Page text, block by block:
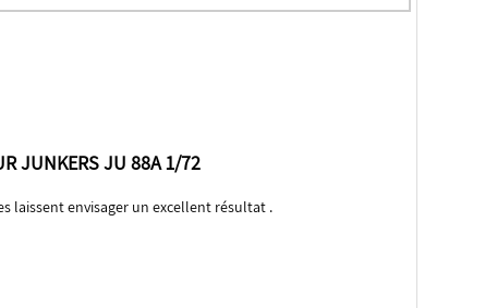
JUNKERS JU 88A 1/72
laissent envisager un excellent résultat .